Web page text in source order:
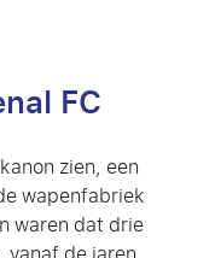
FC
zien, een
wapenfabriek
waren dat drie